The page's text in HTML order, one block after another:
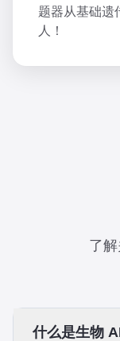
题器从基础遗
人！
了
什么是生物